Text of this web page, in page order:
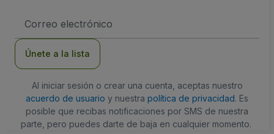
de
Únete a la lista
Al iniciar sesión o crear una cuenta, aceptas nuestro
acuerdo de usuario y nuestra política de privacidad. Es
posible que recibas notificaciones por SMS de nuestra
parte, pero puedes darte de baja en cualquier momento.